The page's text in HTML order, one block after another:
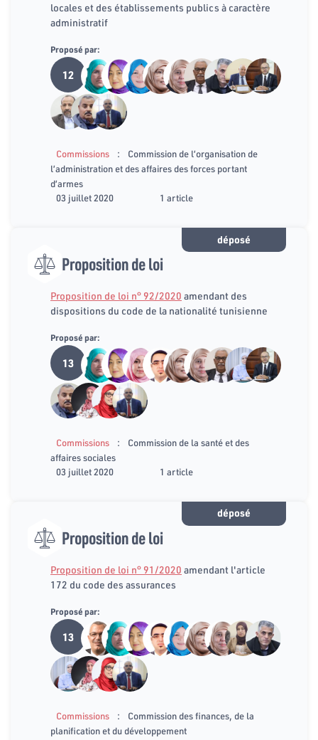
locales et des établissements publics à caractère
administratif
Proposé par:
12
Commissions :
Commission de l’organisation de
l’administration et des affaires des forces portant
d’armes
03 juillet 2020
1 article
déposé
Proposition de loi
Proposition de loi n° 92/2020 amendant des
dispositions du code de la nationalité tunisienne
Proposé par:
13
Commissions :
Commission de la santé et des
affaires sociales
03 juillet 2020
1 article
déposé
Proposition de loi
Proposition de loi n° 91/2020 amendant l'article
172 du code des assurances
Proposé par:
13
Commissions :
Commission des finances, de la
planification et du développement